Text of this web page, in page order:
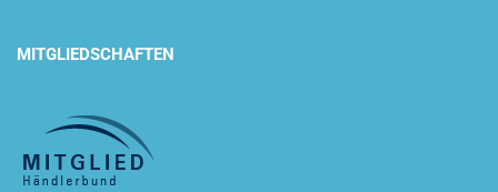
MITGLIEDSCHAFTEN